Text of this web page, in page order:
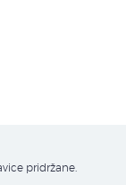
pridržane.